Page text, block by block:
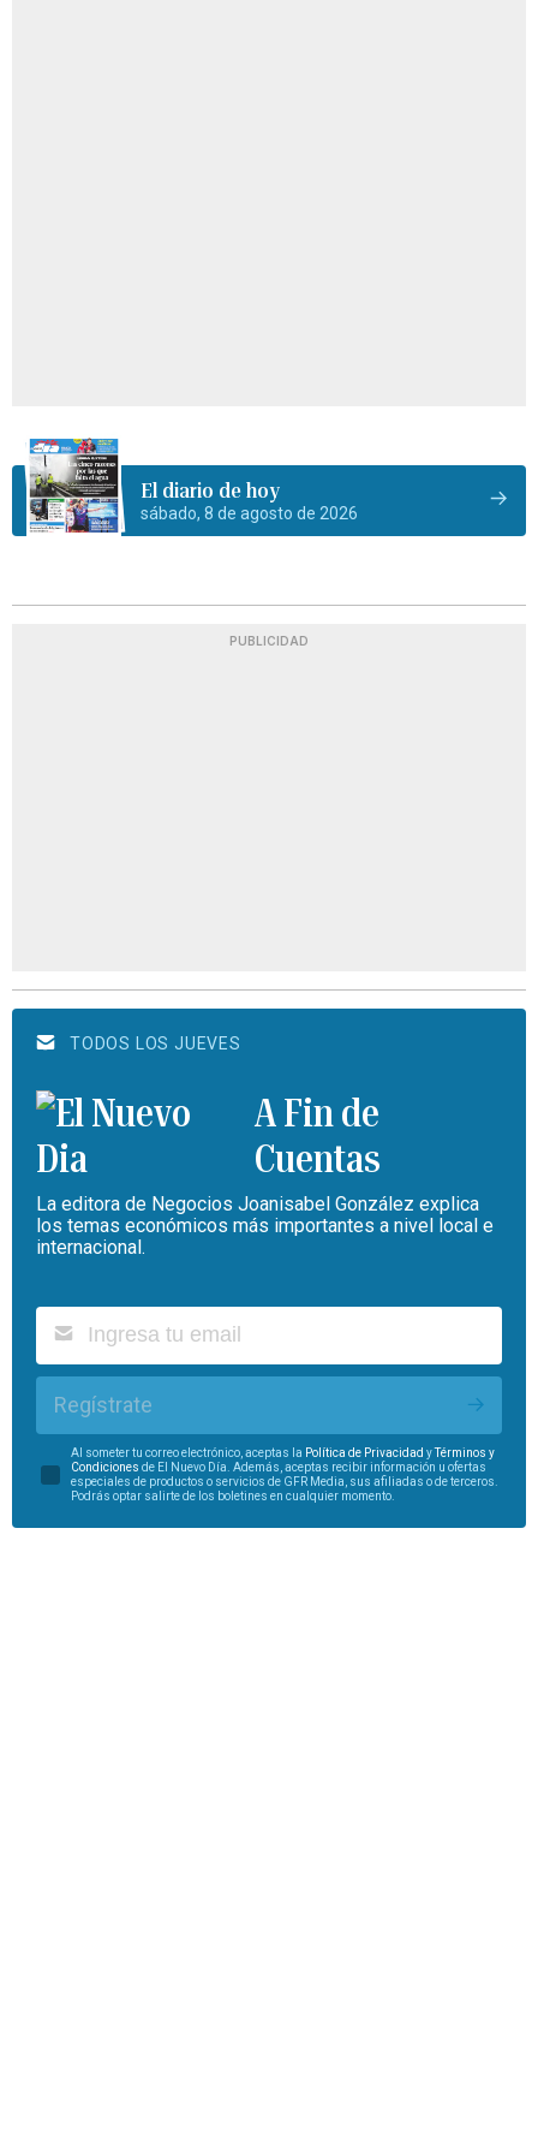
El diario de hoy
sábado, 8 de agosto de 2026
PUBLICIDAD
TODOS LOS JUEVES
A Fin de
Cuentas
La editora de Negocios Joanisabel González explica
los temas económicos más importantes a nivel local e
internacional.
Regístrate
Al someter tu correo electrónico, aceptas la Política de Privacidad yTérminos y
Condiciones de El Nuevo Día. Además, aceptas recibir información u ofertas
especiales de productos o servicios de GFR Media, sus afiliadas o de terceros.
Podrás optar salirte de los boletines en cualquier momento.